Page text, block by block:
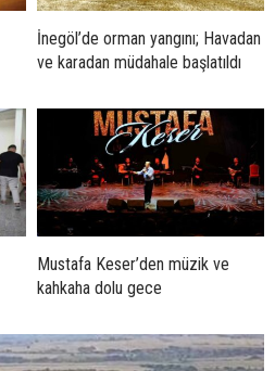
İnegöl’de orman yangını; Havadan
ve karadan müdahale başlatıldı
Mustafa Keser’den müzik ve
kahkaha dolu gece